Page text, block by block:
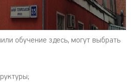
обучение здесь, могут выбрать